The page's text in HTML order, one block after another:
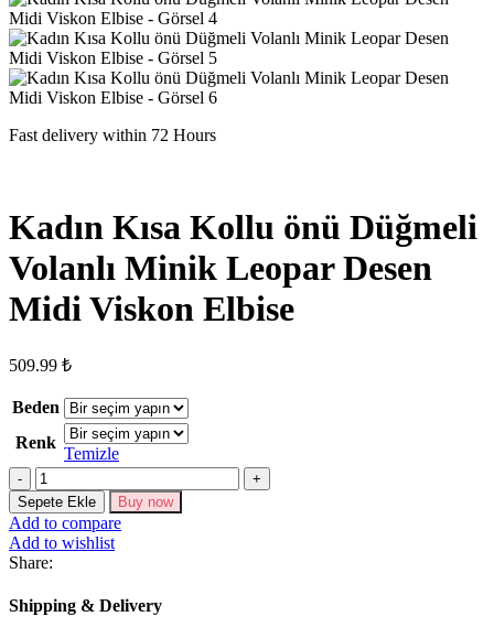
Fast delivery within 72 Hours
Kadın Kısa Kollu önü Düğmeli
Volanlı Minik Leopar Desen
Midi Viskon Elbise
509.99 ₺
Beden
Renk
Temizle
Kadın
Kısa
Kollu
önü
Düğmeli
Volanlı
Minik
Leopar
Sepete Ekle Buy now
Add to compare
Add to wishlist
Share:
Shipping & Delivery